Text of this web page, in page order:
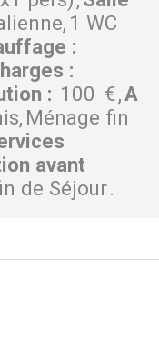
1 WC
:
:
: 100 € A
Ménage fin
avant
de Séjour